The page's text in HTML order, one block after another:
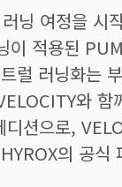
닝 여정을 시
적용된
럴 러닝화는
와
션으로,
의 공